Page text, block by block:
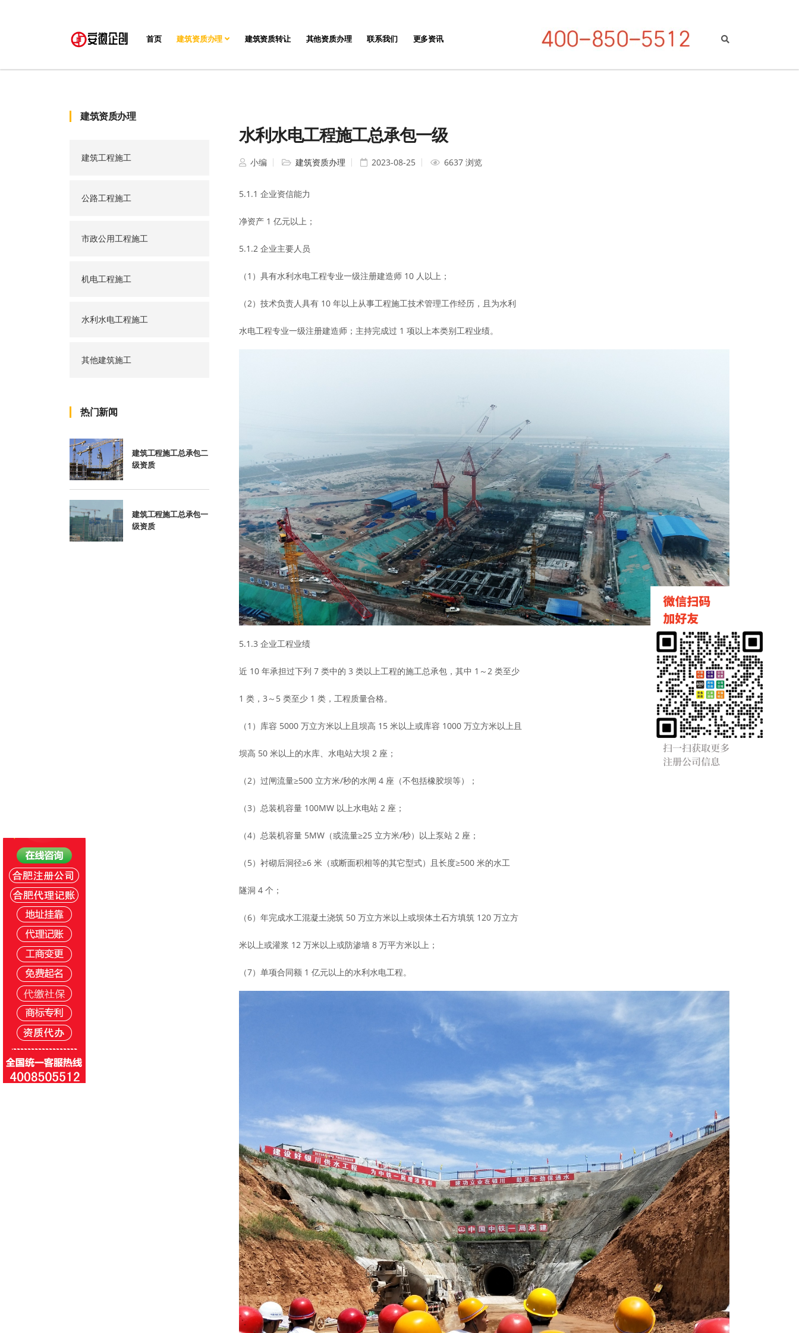
首页 建筑资质办理 建筑资质转让 其他资质办理 联系我们 更多资讯
建筑资质办理
建筑工程施工
公路工程施工
市政公用工程施工
机电工程施工
水利水电工程施工
其他建筑施工
热门新闻
建筑工程施工总承包二
级资质
建筑工程施工总承包一
级资质
水利水电工程施工总承包一级
小编 建筑资质办理 2023-08-25 6637 浏览
5.1.1 企业资信能力
净资产 1 亿元以上；
5.1.2 企业主要人员
（1）具有水利水电工程专业一级注册建造师 10 人以上；
（2）技术负责人具有 10 年以上从事工程施工技术管理工作经历，且为水利
水电工程专业一级注册建造师；主持完成过 1 项以上本类别工程业绩。
5.1.3 企业工程业绩
近 10 年承担过下列 7 类中的 3 类以上工程的施工总承包，其中 1～2 类至少
1 类，3～5 类至少 1 类，工程质量合格。
（1）库容 5000 万立方米以上且坝高 15 米以上或库容 1000 万立方米以上且
坝高 50 米以上的水库、水电站大坝 2 座；
（2）过闸流量≥500 立方米/秒的水闸 4 座（不包括橡胶坝等）；
（3）总装机容量 100MW 以上水电站 2 座；
（4）总装机容量 5MW（或流量≥25 立方米/秒）以上泵站 2 座；
（5）衬砌后洞径≥6 米（或断面积相等的其它型式）且长度≥500 米的水工
隧洞 4 个；
（6）年完成水工混凝土浇筑 50 万立方米以上或坝体土石方填筑 120 万立方
米以上或灌浆 12 万米以上或防渗墙 8 万平方米以上；
（7）单项合同额 1 亿元以上的水利水电工程。